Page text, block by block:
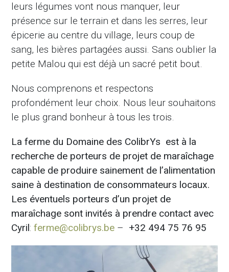
leurs légumes vont nous manquer, leur
présence sur le terrain et dans les serres, leur
épicerie au centre du village, leurs coup de
sang, les bières partagées aussi. Sans oublier la
petite Malou qui est déjà un sacré petit bout.
Nous comprenons et respectons
profondément leur choix. Nous leur souhaitons
le plus grand bonheur à tous les trois.
La ferme du Domaine des ColibrYs est à la
recherche de porteurs de projet de maraîchage
capable de produire sainement de l’alimentation
saine à destination de consommateurs locaux.
Les éventuels porteurs d’un projet de
maraîchage sont invités à prendre contact avec
Cyril:ferme@colibrys.be – +32 494 75 76 95